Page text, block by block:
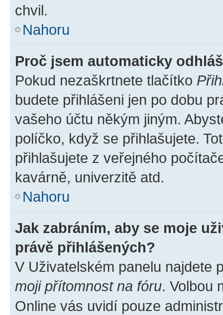
chvil.
Nahoru
Proč jsem automaticky
Pokud nezaškrtnete tlačítko
budete přihlášeni jen po dobu
vašeho účtu někým jiným.
políčko, když se přihlašujete.
přihlašujete z veřejného
kavárně, univerzitě atd.
Nahoru
Jak zabráním, aby se moje
právě přihlášených?
V Uživatelském panelu najdete
moji přítomnost na fóru. Volbou
Online vás uvidí pouze